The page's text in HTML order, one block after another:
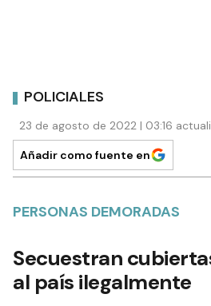
POLICIALES
23 de agosto de 2022 | 03:16
Añadir como fuente en
PERSONAS DEMORADAS
Secuestran
al país ilegalmente